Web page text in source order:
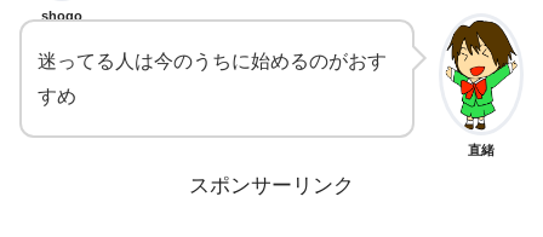
shogo
直緒
迷ってる人は今のうちに始めるのがおす
すめ
スポンサーリンク